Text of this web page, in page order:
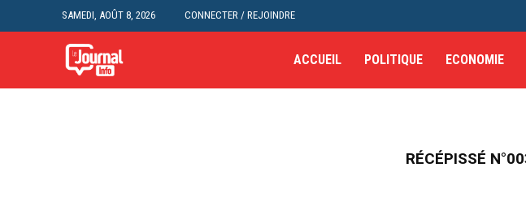
SAMEDI, AOÛT 8, 2026 CONNECTER / REJOINDRE
ACCUEIL POLITIQUE ECONOMIE
RÉCÉPISSÉ